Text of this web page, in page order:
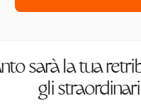
sarà la tua
gli